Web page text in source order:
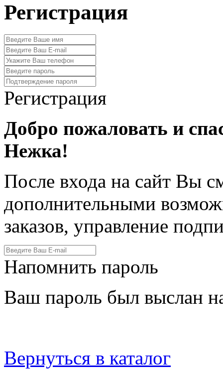
Регистрация
Регистрация
Добро пожаловать и
Нежка!
После входа на сайт Вы
дополнительными
заказов, управление
Напомнить пароль
Ваш пароль был выслан
Вернуться в каталог